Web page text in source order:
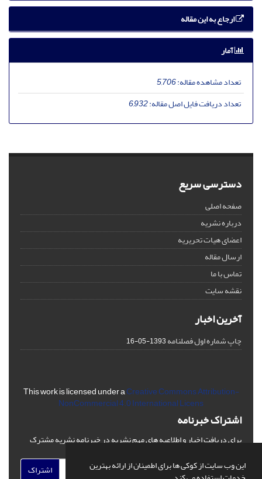
این وب سایت از کوکی ها برای اطمینان از ارائه بهترین
ارجاع به این مقاله
آمار
تعداد مشاهده مقاله:5,706
تعداد دریافت فایل اصل مقاله:6,932
دسترسی سریع
صفحه اصلی
درباره نشریه
اعضای هیات تحریریه
ارسال مقاله
تماس با ما
نقشه سایت
آخرین اخبار
چاپ شماره اول فصلنامه1393-05-16
This work is licensed under aCreative Commons Attribution-
NonCommercial 4.0 International Licens
اشتراک خبرنامه
برای دریافت اخبار و اطلاعیه های مهم نشریه در خبرنامه نشریه مشترک
اشتراک